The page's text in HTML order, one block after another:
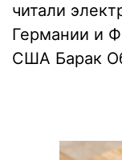
читали
Германии и
США Барак